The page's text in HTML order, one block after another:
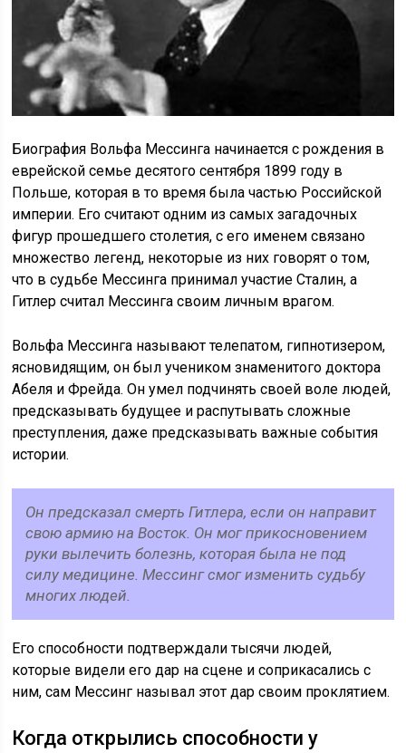
Биография Вольфа Мессинга начинается с рождения в
еврейской семье десятого сентября 1899 году в
Польше, которая в то время была частью Российской
империи. Его считают одним из самых загадочных
фигур прошедшего столетия, с его именем связано
множество легенд, некоторые из них говорят о том,
что в судьбе Мессинга принимал участие Сталин, а
Гитлер считал Мессинга своим личным врагом.
Вольфа Мессинга называют телепатом, гипнотизером,
ясновидящим, он был учеником знаменитого доктора
Абеля и Фрейда. Он умел подчинять своей воле людей,
предсказывать будущее и распутывать сложные
преступления, даже предсказывать важные события
истории.
Он предсказал смерть Гитлера, если он направит
свою армию на Восток. Он мог прикосновением
руки вылечить болезнь, которая была не под
силу медицине. Мессинг смог изменить судьбу
многих людей.
Его способности подтверждали тысячи людей,
которые видели его дар на сцене и соприкасались с
ним, сам Мессинг называл этот дар своим проклятием.
Когда открылись способности у